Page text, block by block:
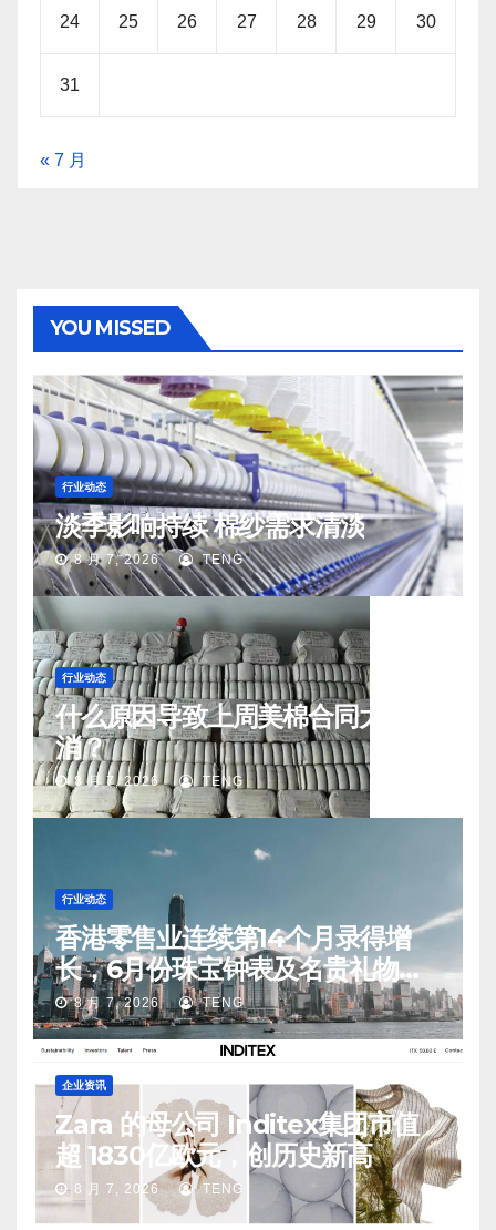
24 25 26 27 28 29 30
31
« 7 月
YOU MISSED
行业动态
淡季影响持续 棉纱需求清淡
8 月 7, 2026 TENG
行业动态
什么原因导致上周美棉合同大量取
消？
8 月 7, 2026 TENG
行业动态
香港零售业连续第14个月录得增
长，6月份珠宝钟表及名贵礼物销
售同比升20.1%
8 月 7, 2026 TENG
企业资讯
Zara 的母公司 Inditex集团市值
超 1830亿欧元，创历史新高
8 月 7, 2026 TENG